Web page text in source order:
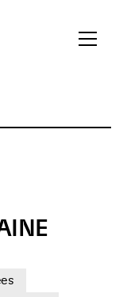
Ouvrir